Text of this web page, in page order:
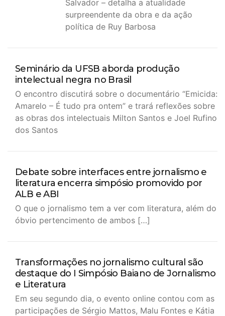
Salvador – detalha a atualidade
surpreendente da obra e da ação
política de Ruy Barbosa
Seminário da UFSB aborda produção
intelectual negra no Brasil
O encontro discutirá sobre o documentário “Emicida:
Amarelo – É tudo pra ontem” e trará reflexões sobre
as obras dos intelectuais Milton Santos e Joel Rufino
dos Santos
Debate sobre interfaces entre jornalismo e
literatura encerra simpósio promovido por
ALB e ABI
O que o jornalismo tem a ver com literatura, além do
óbvio pertencimento de ambos […]
Transformações no jornalismo cultural são
destaque do I Simpósio Baiano de Jornalismo
e Literatura
Em seu segundo dia, o evento online contou com as
participações de Sérgio Mattos, Malu Fontes e Kátia